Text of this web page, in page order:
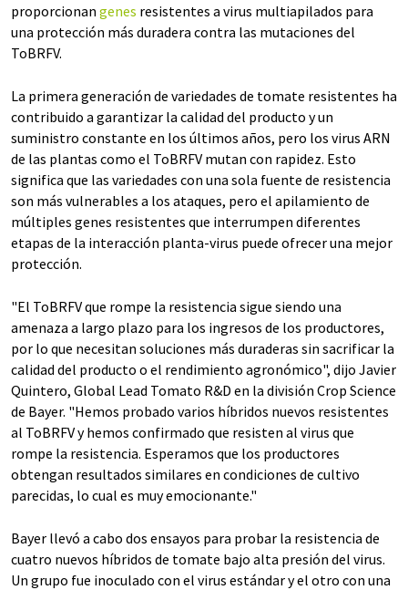
proporcionan genes resistentes a virus multiapilados para
una protección más duradera contra las mutaciones del
ToBRFV.
La primera generación de variedades de tomate resistentes ha
contribuido a garantizar la calidad del producto y un
suministro constante en los últimos años, pero los virus ARN
de las plantas como el ToBRFV mutan con rapidez. Esto
significa que las variedades con una sola fuente de resistencia
son más vulnerables a los ataques, pero el apilamiento de
múltiples genes resistentes que interrumpen diferentes
etapas de la interacción planta-virus puede ofrecer una mejor
protección.
"El ToBRFV que rompe la resistencia sigue siendo una
amenaza a largo plazo para los ingresos de los productores,
por lo que necesitan soluciones más duraderas sin sacrificar la
calidad del producto o el rendimiento agronómico", dijo Javier
Quintero, Global Lead Tomato R&D en la división Crop Science
de Bayer. "Hemos probado varios híbridos nuevos resistentes
al ToBRFV y hemos confirmado que resisten al virus que
rompe la resistencia. Esperamos que los productores
obtengan resultados similares en condiciones de cultivo
parecidas, lo cual es muy emocionante."
Bayer llevó a cabo dos ensayos para probar la resistencia de
cuatro nuevos híbridos de tomate bajo alta presión del virus.
Un grupo fue inoculado con el virus estándar y el otro con una